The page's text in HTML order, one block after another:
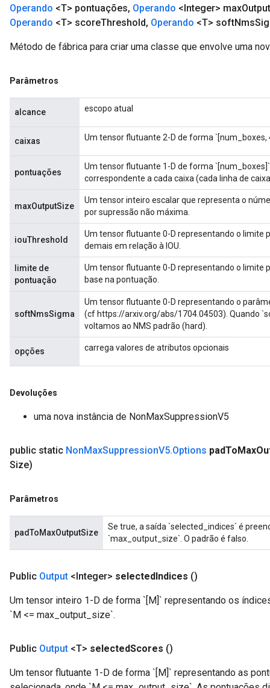
Operando <T> pontuações, Operando <Integer> maxOutput
Operando <T> scoreThreshold, Operando <T> softNms
Método de fábrica para criar uma classe que envolve uma
Parâmetros
alcance escopo atual
caixas Um tensor flutuante 2-D de forma `[num_boxes,
pontuações
Um tensor flutuante 1-D de forma
correspondente a cada caixa (cada linha de
maxOutputSize
Um tensor inteiro escalar que representa o
por supressão não máxima.
iouThreshold
Um tensor flutuante 0-D representando o limite
demais em relação à IOU.
limite de
pontuação
Um tensor flutuante 0-D representando o limite
base na pontuação.
softNmsSigma
Um tensor flutuante 0-D representando o
(cf https://arxiv.org/abs/1704.04503). Quando
voltamos ao NMS padrão (hard).
opções carrega valores de atributos opcionais
Devoluções
uma nova instância de NonMaxSuppressionV5
public static NonMaxSuppressionV5.Options padToMax
Size)
Parâmetros
padToMaxOutputSize
Se true, a saída `selected_indices` é
`max_output_size`. O padrão é falso.
Public Output <Integer> selectedIndices ()
Um tensor inteiro 1-D de forma `[M]` representando os
`M <= max_output_size`.
Public Output <T> selectedScores ()
Um tensor flutuante 1-D de forma `[M]` representando as